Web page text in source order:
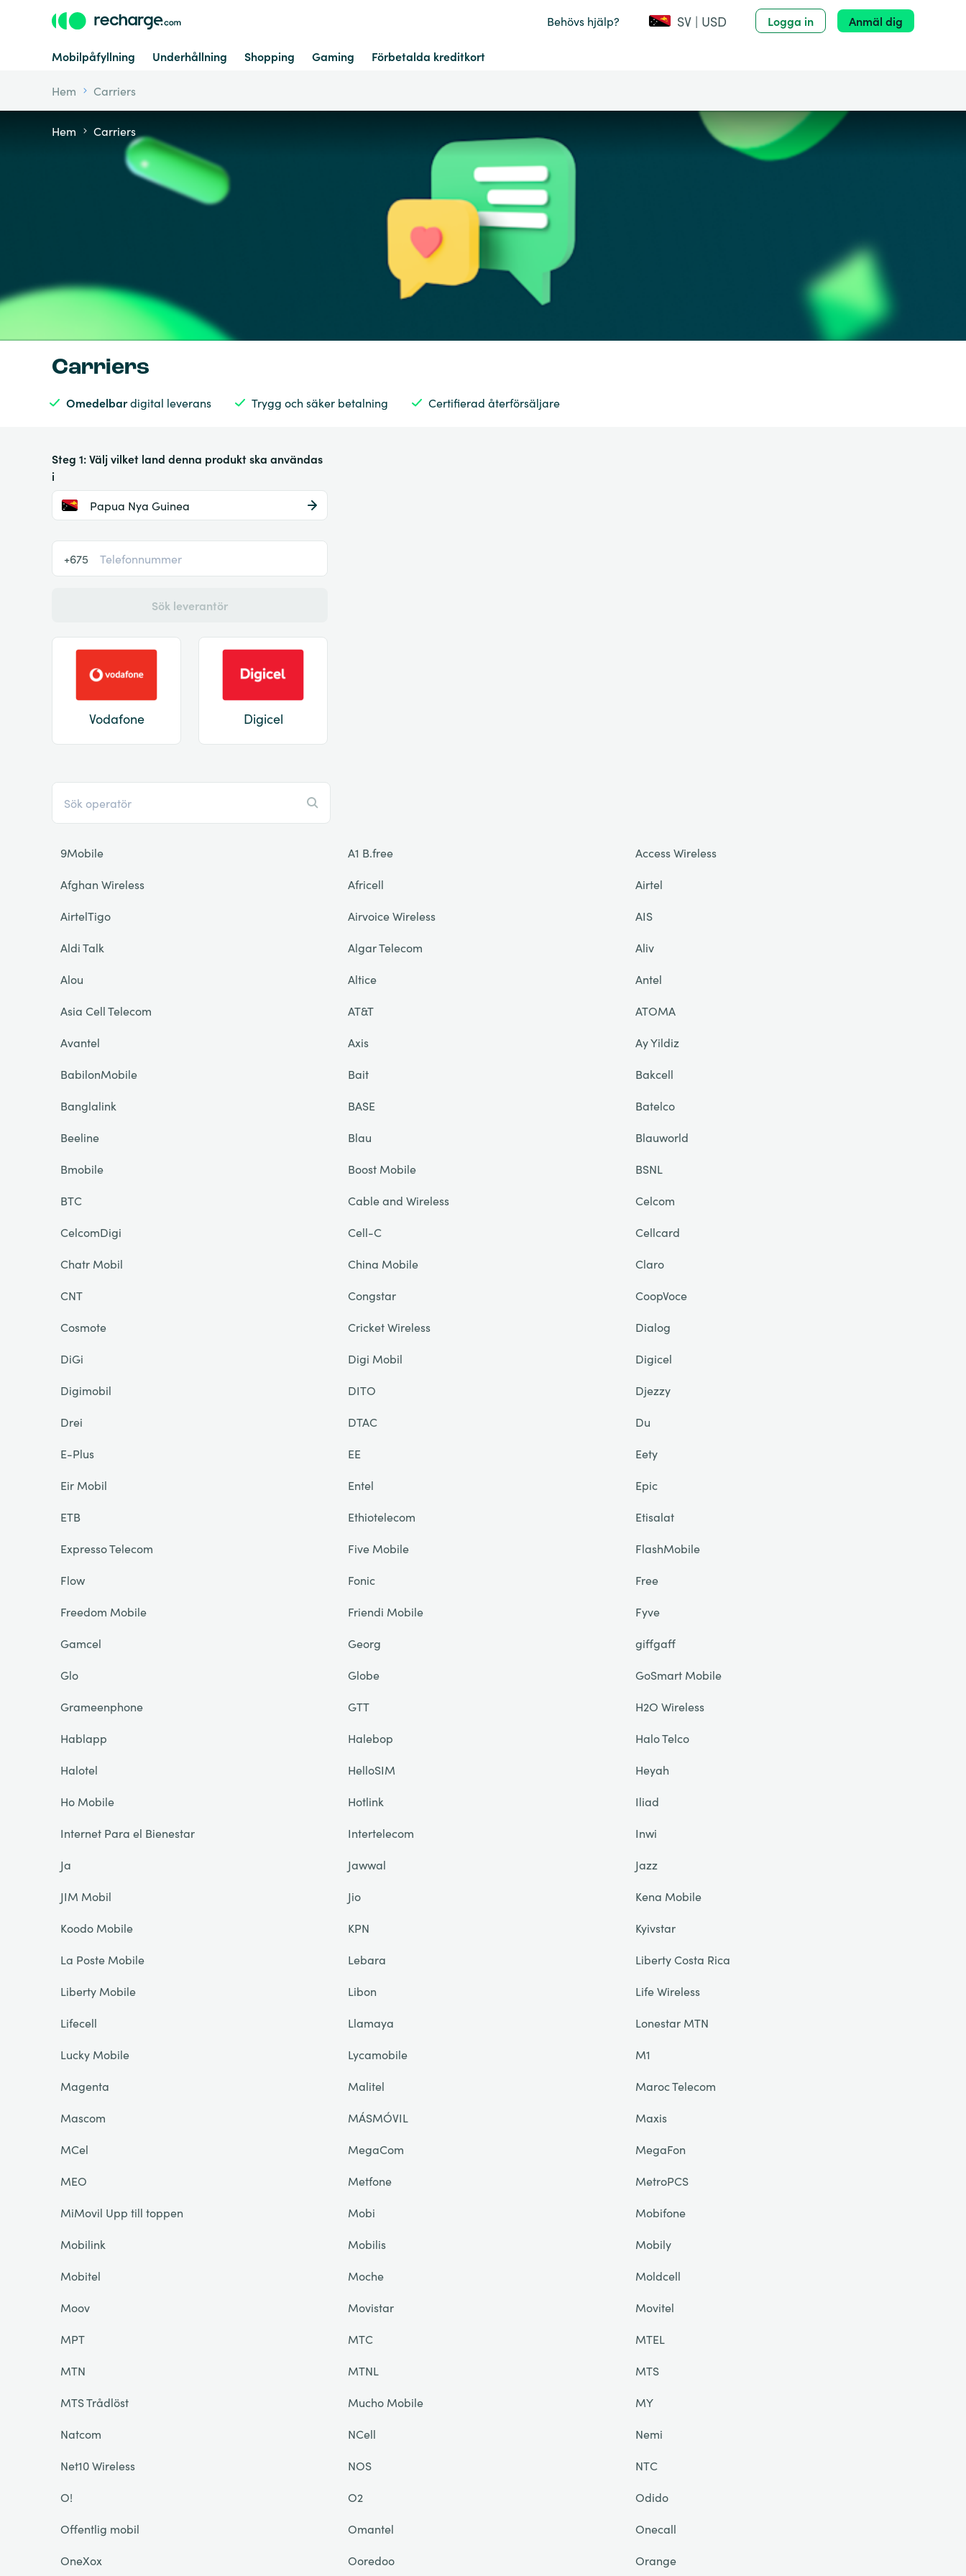
Behövs hjälp? SV | USD Logga in Anmäl dig
Mobilpåfyllning Underhållning Shopping Gaming Förbetalda kreditkort
Hem Carriers
Hem Carriers
Carriers
Omedelbardigital leverans Trygg och säker betalning Certifierad återförsäljare
Steg 1: Välj vilket land denna produkt ska användas
i
Papua Nya Guinea
+675
Sök leverantör
Vodafone Digicel
9Mobile A1 B.free
Access Wireless
Afghan Wireless
Africell
Airtel
AirtelTigo
Airvoice Wireless
AIS
Aldi Talk
Algar Telecom
Aliv
Alou
Altice
Antel
Asia Cell Telecom
AT&T
ATOMA
Avantel
Axis
Ay Yildiz
BabilonMobile
Bait
Bakcell
Banglalink
BASE
Batelco
Beeline
Blau
Blauworld
Bmobile
Boost Mobile
BSNL
BTC
Cable and Wireless
Celcom
CelcomDigi
Cell-C
Cellcard
Chatr Mobil
China Mobile
Claro
CNT
Congstar
CoopVoce
Cosmote
Cricket Wireless
Dialog
DiGi
Digi Mobil
Digicel
Digimobil
DITO
Djezzy
Drei
DTAC
Du
E-Plus
EE
Eety
Eir Mobil
Entel
Epic
ETB
Ethiotelecom
Etisalat
Expresso Telecom
Five Mobile
FlashMobile
Flow
Fonic
Free
Freedom Mobile
Friendi Mobile
Fyve
Gamcel
Georg
giffgaff
Glo
Globe
GoSmart Mobile
Grameenphone
GTT
H2O Wireless
Hablapp
Halebop
Halo Telco
Halotel
HelloSIM
Heyah
Ho Mobile
Hotlink
Iliad
Internet Para el Bienestar
Intertelecom
Inwi
Ja
Jawwal
Jazz
JIM Mobil
Jio
Kena Mobile
Koodo Mobile
KPN
Kyivstar
La Poste Mobile
Lebara
Liberty Costa Rica
Liberty Mobile
Libon
Life Wireless
Lifecell
Llamaya
Lonestar MTN
Lucky Mobile
Lycamobile
M1
Magenta
Malitel
Maroc Telecom
Mascom
MÁSMÓVIL
Maxis
MCel
MegaCom
MegaFon
MEO
Metfone
MetroPCS
MiMovil Upp till toppen
Mobi
Mobifone
Mobilink
Mobilis
Mobily
Mobitel
Moche
Moldcell
Moov
Movistar
Movitel
MPT
MTC
MTEL
MTN
MTNL
MTS
MTS Trådlöst
Mucho Mobile
MY
Natcom
NCell
Nemi
Net10 Wireless
NOS
NTC
O!
O2
Odido
Offentlig mobil
Omantel
Onecall
OneXox
Ooredoo Orange